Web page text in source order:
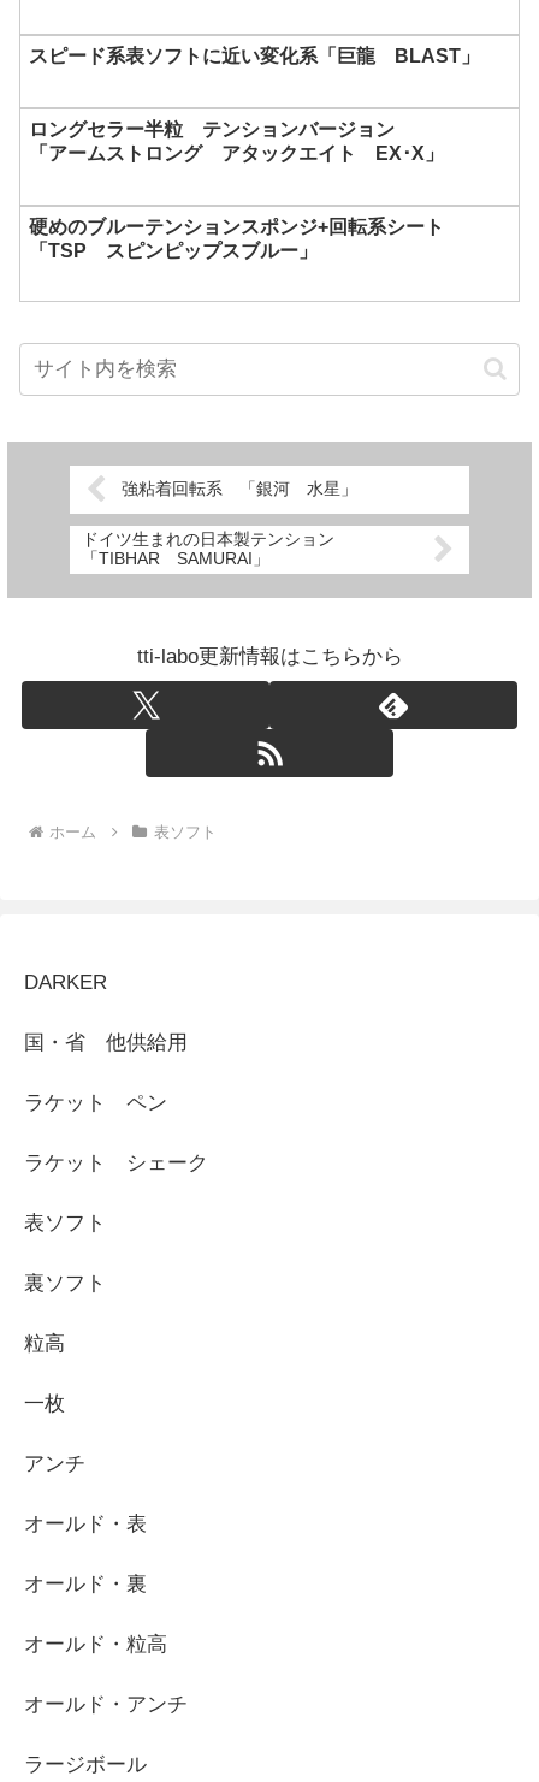
スピード系表ソフトに近い変化系「巨龍 BLAST」
ロングセラー半粒 テンションバージョン
「アームストロング アタックエイト EX･X」
硬めのブルーテンションスポンジ+回転系シート
「TSP スピンピップスブルー」
強粘着回転系 「銀河 水星」
ドイツ生まれの日本製テンション
「TIBHAR SAMURAI」
tti-labo更新情報はこちらから
ホーム 表ソフト
DARKER
国・省 他供給用
ラケット ペン
ラケット シェーク
表ソフト
裏ソフト
粒高
一枚
アンチ
オールド・表
オールド・裏
オールド・粒高
オールド・アンチ
ラージボール